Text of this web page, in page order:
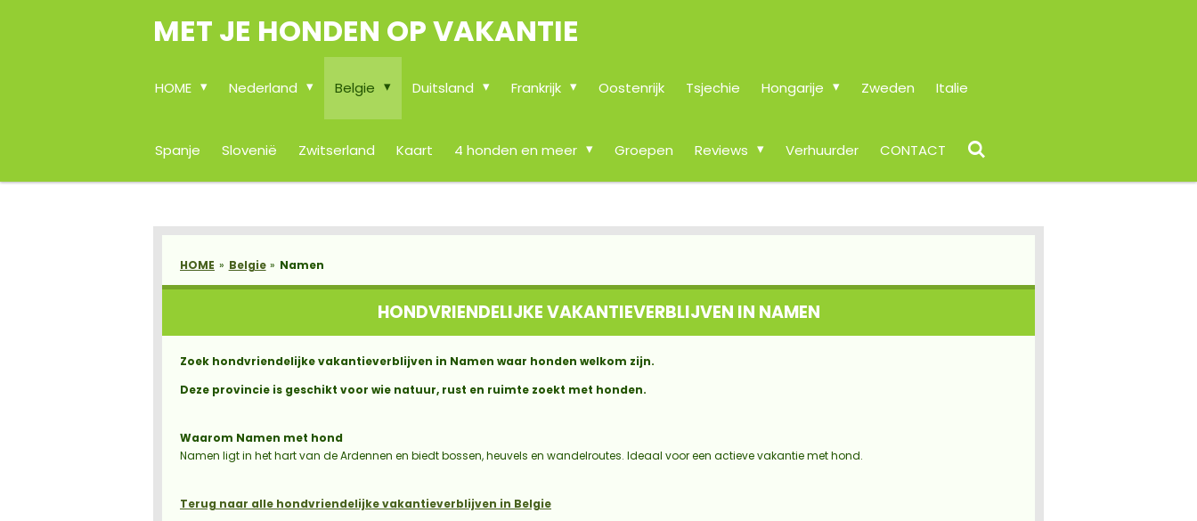
MET JE HONDEN OP VAKANTIE
HOME Nederland Belgie Duitsland Frankrijk Oostenrijk Tsjechie Hongarije Zweden Italie
Spanje Slovenië Zwitserland Kaart 4 honden en meer Groepen Reviews Verhuurder CONTACT
HOME » Belgie » Namen
HONDVRIENDELIJKE VAKANTIEVERBLIJVEN IN NAMEN
Zoek hondvriendelijke vakantieverblijven in Namen waar honden welkom zijn.
Deze provincie is geschikt voor wie natuur, rust en ruimte zoekt met honden.
Waarom Namen met hond
Namen ligt in het hart van de Ardennen en biedt bossen, heuvels en wandelroutes. Ideaal voor een actieve vakantie met hond.
Terug naar alle hondvriendelijke vakantieverblijven in Belgie